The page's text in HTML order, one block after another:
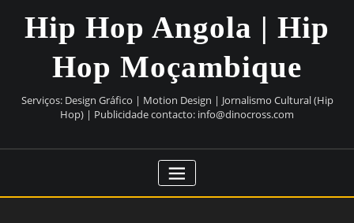
Hip Hop Angola | Hip
Hop Moçambique
Serviços: Design Gráfico | Motion Design | Jornalismo Cultural (Hip
Hop) | Publicidade contacto: info@dinocross.com